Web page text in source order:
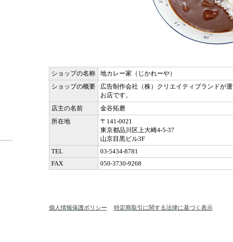
ショップの名称
地カレー家（じかれーや）
ショップの概要
広告制作会社（株）クリエイティブランドが
お店です。
店主の名前
金谷拓磨
所在地
〒141-0021
東京都品川区上大崎4-5-37
山京目黒ビル3F
TEL
03-5434-8781
FAX
050-3730-9268
個人情報保護ポリシー 特定商取引に関する法律に基づく表示